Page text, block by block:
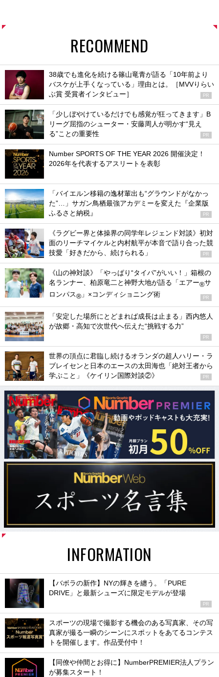
RECOMMEND
38歳でも進化を続ける篠山竜青が語る「10年前より
バスケが上手くなっている」理由とは。［MVVりらい
ぶ賞 受賞者インタビュー］
PR
「少しぼやけているだけでも感覚が狂ってきます」B
リーグ屈指のシューター・安藤周人が明かす“見え
る”ことの重要性
PR
Number SPORTS OF THE YEAR 2026 開催決定！
2026年を代表するアスリートを表彰
「バイエルン移籍の逸材輩出も“グラウンドがなかっ
た”…」サガン鳥栖最強アカデミーを変えた『企業版
ふるさと納税』
PR
《ラグビー界と体操界の同学年レジェンド対談》初対
面のリーチマイケルと内村航平が本音で語り合った競
技愛「好きだから、続けられる」
PR
《山の神対談》「やっぱり“タイパ”がいい！」箱根の
名ランナー、柏原竜二と神野大地が語る「エアー®サ
ロンパス® 」×コンディショニング術 PR
「安定した場所にとどまれば成長は止まる」西内悠人
が故郷・高知で次世代へ伝えた“挑戦する力”
PR
世界の頂点に君臨し続けるオランダの超人ハリー・ラ
ブレイセンと日本のエースの太田海也「絶対王者から
学ぶこと」《ケイリン国際対談②》
PR
INFORMATION
【バボラの新作】NYの輝きを纏う。「PURE
DRIVE」と最新シューズに限定モデルが登場
PR
スポーツの現場で撮影する機会のある写真家、その写
真家が撮る一瞬のシーンにスポットをあてるコンテス
トを開催します。作品受付中！
【同僚や仲間とお得に】NumberPREMIER法人プラン
が募集スタート！